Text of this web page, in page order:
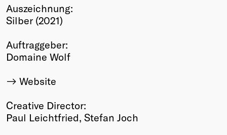
Winners
2026
Past
Annual
Auszeichnung:
Silber (2021)
Auftraggeber:
Domaine Wolf
Website
Creative Director:
Paul Leichtfried, Stefan Joch